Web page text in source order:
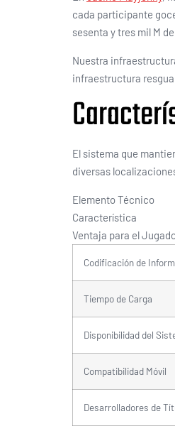
cada participante
sesenta y tres mil M
Nuestra
infraestructura
El sistema que
diversas
Elemento Técnico
Característica
Ventaja para el
Codificación de
Tiempo de Carga
Disponibilidad del
Compatibilidad Móvil
Desarrolladores de